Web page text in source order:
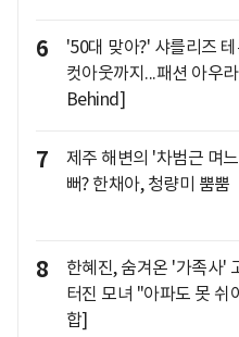
6
'50대 맞아?' 샤를리즈
컷아웃까지...패션 아우
Behind]
7
제주 해변의 '차범근 며
뻐? 한채아, 청량미 뿜뿜
8
한혜진, 숨겨온 '가족사'
터진 모녀 "아파도 못
합]